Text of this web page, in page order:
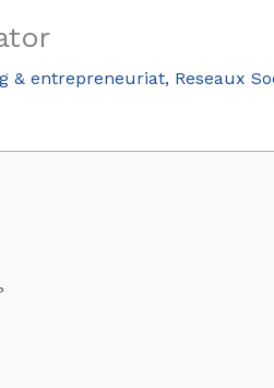
& entrepreneuriat, Reseaux